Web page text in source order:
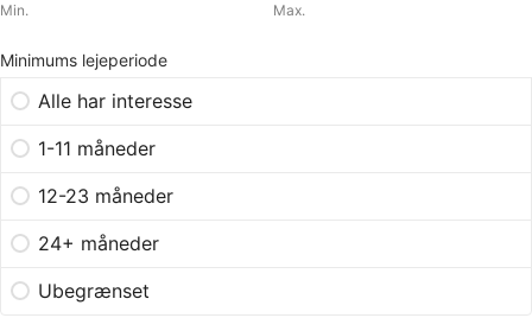
Min. Max.
Minimums lejeperiode
Alle har interesse
1-11 måneder
12-23 måneder
24+ måneder
Ubegrænset